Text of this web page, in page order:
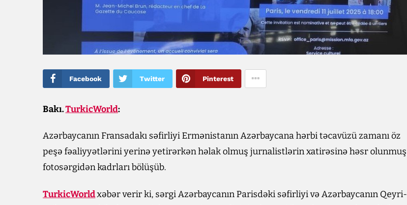
Facebook Twitter Pinterest
Bakı.TurkicWorld:
Azərbaycanın Fransadakı səfirliyi Ermənistanın Azərbaycana hərbi təcavüzü zamanı öz
peşə fəaliyyətlərini yerinə yetirərkən həlak olmuş jurnalistlərin xatirəsinə həsr olunmuş
fotosərgidən kadrları bölüşüb.
TurkicWorldxəbər verir ki, sərgi Azərbaycanın Parisdəki səfirliyi və Azərbaycanın Qeyri-